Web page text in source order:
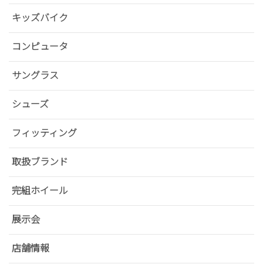
キッズバイク
コンピュータ
サングラス
シューズ
フィッティング
取扱ブランド
完組ホイール
展示会
店舗情報